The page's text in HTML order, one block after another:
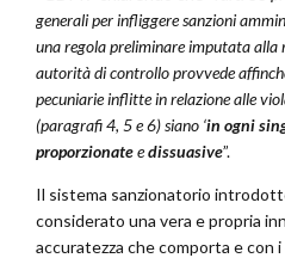
generali per infliggere sanzioni
una regola preliminare imputata alla
autorità di controllo provvede
pecuniarie inflitte in relazione alle
(paragrafi 4, 5 e 6) siano ‘in ogni
proporzionateedissuasive”.
Il sistema sanzionatorio
considerato una vera e propria
accuratezza che comporta e con